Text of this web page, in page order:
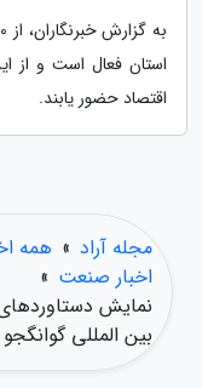
اقتصاد حضور یابند.
مجله آراد » همه
اخبار صنعت »
نمایش
بین المللی گوانگجو